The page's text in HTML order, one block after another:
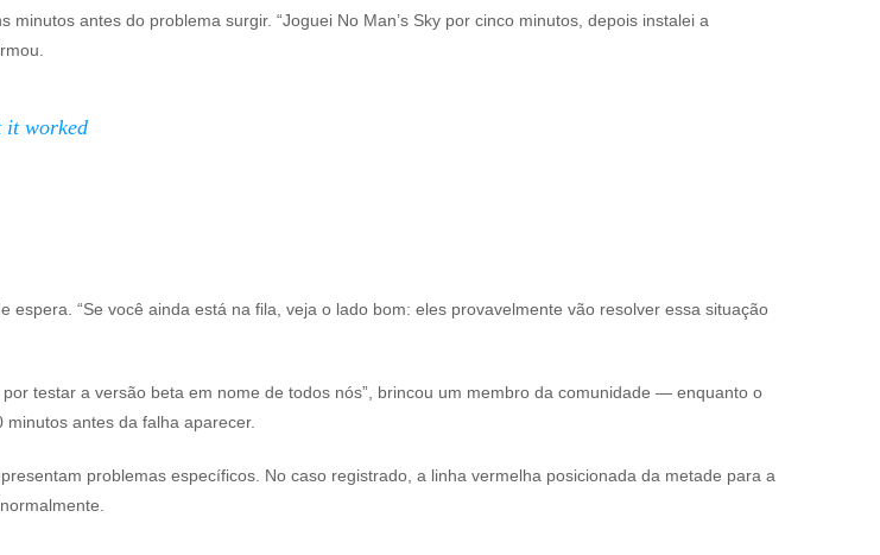
minutos antes do problema surgir. “Joguei No Man’s Sky por cinco minutos, depois instalei a
it worked
“Se você ainda está na fila, veja o lado bom: eles provavelmente vão resolver essa situação
testar a versão beta em nome de todos nós”, brincou um membro da comunidade — enquanto o
antes da falha aparecer.
problemas específicos. No caso registrado, a linha vermelha posicionada da metade para a